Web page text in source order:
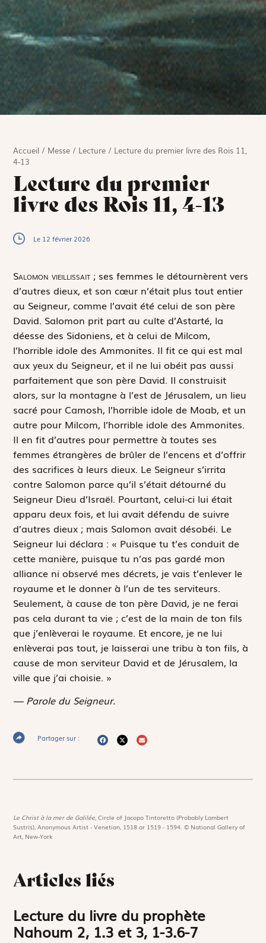
Accueil / Messe / Lecture / Lecture du premier livre des Rois 11,
4-13
Lecture du premier
livre des Rois 11, 4-13
Le 12 février 2026
Salomon vieillissait ; ses femmes le détournèrent vers
d’autres dieux, et son cœur n’était plus tout entier
au Seigneur, comme l’avait été celui de son père
David. Salomon prit part au culte d’Astarté, la
déesse des Sidoniens, et à celui de Milcom,
l’horrible idole des Ammonites. Il fit ce qui est mal
aux yeux du Seigneur, et il ne lui obéit pas aussi
parfaitement que son père David. Il construisit
alors, sur la montagne à l’est de Jérusalem, un lieu
sacré pour Camosh, l’horrible idole de Moab, et un
autre pour Milcom, l’horrible idole des Ammonites.
Il en fit d’autres pour permettre à toutes ses
femmes étrangères de brûler de l’encens et d’offrir
des sacrifices à leurs dieux. Le Seigneur s’irrita
contre Salomon parce qu’il s’était détourné du
Seigneur Dieu d’Israël. Pourtant, celui-ci lui était
apparu deux fois, et lui avait défendu de suivre
d’autres dieux ; mais Salomon avait désobéi. Le
Seigneur lui déclara : « Puisque tu t’es conduit de
cette manière, puisque tu n’as pas gardé mon
alliance ni observé mes décrets, je vais t’enlever le
royaume et le donner à l’un de tes serviteurs.
Seulement, à cause de ton père David, je ne ferai
pas cela durant ta vie ; c’est de la main de ton fils
que j’enlèverai le royaume. Et encore, je ne lui
enlèverai pas tout, je laisserai une tribu à ton fils, à
cause de mon serviteur David et de Jérusalem, la
ville que j’ai choisie. »
— Parole du Seigneur.
Partager sur :
Le Christ à la mer de Galilée,Circle of Jacopo Tintoretto (Probably Lambert
Sustris), Anonymous Artist - Venetian, 1518 or 1519 - 1594. © National Gallery of
Art, New-York
Articles liés
Lecture du livre du prophète
Nahoum 2, 1.3 et 3, 1-3.6-7